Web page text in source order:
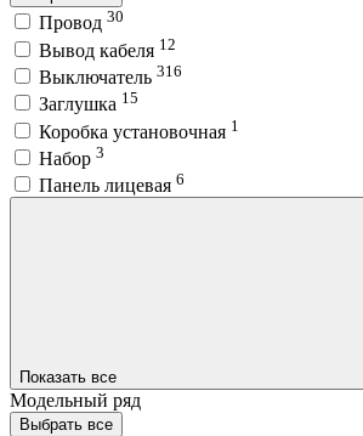
Провод 30
Вывод кабеля 12
Выключатель 316
Заглушка 15
Коробка установочная 1
Набор 3
Панель лицевая 6
Показать все
Модельный ряд
Выбрать все